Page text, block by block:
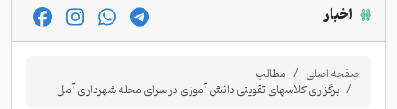
اخبار
صفحه اصلی مطالب
برگزاری کلاسهای تقویتی دانش آموزی در سرای محله شهرداری آمل